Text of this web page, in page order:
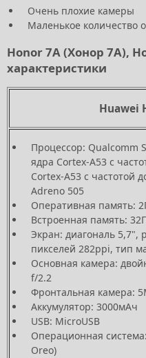
Очень плохие камеры
Маленькое количество
Honor 7A (Хонор 7А),
характеристики
Huawei
Процессор: Qualcomm
ядра Cortex-A53 с
Cortex-A53 с частотой
Adreno 505
Оперативная память:
Встроенная память:
Экран: диагональ 5,7",
пикселей 282ppi, тип
Основная камера:
f/2.2
Фронтальная камера:
Аккумулятор: 3000мАч
USB: MicroUSB
Операционная
Oreo)